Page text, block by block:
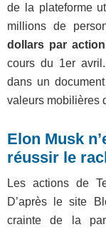
de la plateforme
millions de
dollars par action
cours du 1er
dans un
valeurs mobilières
Elon Musk
réussir le
Les actions de
D’après le site
crainte de la